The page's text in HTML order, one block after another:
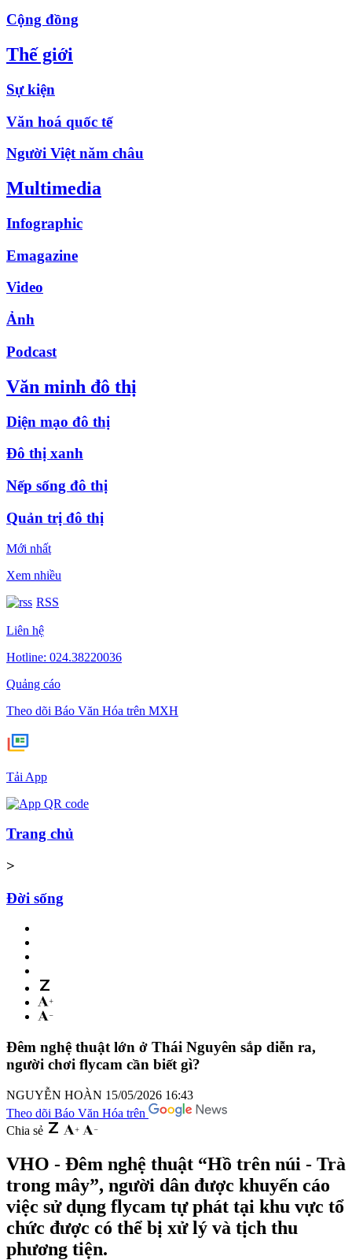
Cộng đồng
Thế giới
Sự kiện
Văn hoá quốc tế
Người Việt năm châu
Multimedia
Infographic
Emagazine
Video
Ảnh
Podcast
Văn minh đô thị
Diện mạo đô thị
Đô thị xanh
Nếp sống đô thị
Quản trị đô thị
Mới nhất
Xem nhiều
RSS
Liên hệ
Hotline: 024.38220036
Quảng cáo
Theo dõi Báo Văn Hóa trên MXH
Tải App
Trang chủ
>
Đời sống
Đêm nghệ thuật lớn ở Thái Nguyên sắp diễn ra,
người chơi flycam cần biết gì?
NGUYỄN HOÀN 15/05/2026 16:43
Theo dõi Báo Văn Hóa trên
Chia sẻ
VHO - Đêm nghệ thuật “Hồ trên núi - Trà
trong mây”, người dân được khuyến cáo
việc sử dụng flycam tự phát tại khu vực tổ
chức được có thể bị xử lý và tịch thu
phương tiện.